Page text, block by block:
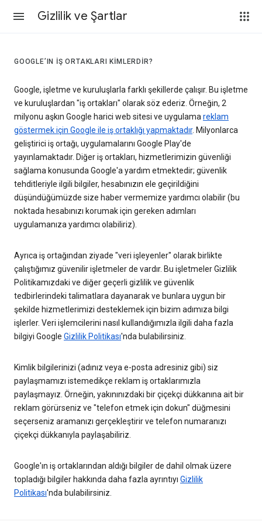
Gizlilik ve Şartlar
GOOGLE’IN IŞ ORTAKLARI KIMLERDIR?
Google, işletme ve kuruluşlarla farklı şekillerde çalışır. Bu işletme
ve kuruluşlardan "iş ortakları" olarak söz ederiz. Örneğin, 2
milyonu aşkın Google harici web sitesi ve uygulamareklam
göstermek için Google ile iş ortaklığı yapmaktadır. Milyonlarca
geliştirici iş ortağı, uygulamalarını Google Play'de
yayınlamaktadır. Diğer iş ortakları, hizmetlerimizin güvenliği
sağlama konusunda Google'a yardım etmektedir; güvenlik
tehditleriyle ilgili bilgiler, hesabınızın ele geçirildiğini
düşündüğümüzde size haber vermemize yardımcı olabilir (bu
noktada hesabınızı korumak için gereken adımları
uygulamanıza yardımcı olabiliriz).
Ayrıca iş ortağından ziyade "veri işleyenler" olarak birlikte
çalıştığımız güvenilir işletmeler de vardır. Bu işletmeler Gizlilik
Politikamızdaki ve diğer geçerli gizlilik ve güvenlik
tedbirlerindeki talimatlara dayanarak ve bunlara uygun bir
şekilde hizmetlerimizi desteklemek için bizim adımıza bilgi
işlerler. Veri işlemcilerini nasıl kullandığımızla ilgili daha fazla
bilgiyi Google Gizlilik Politikası'nda bulabilirsiniz.
Kimlik bilgilerinizi (adınız veya e-posta adresiniz gibi) siz
paylaşmamızı istemedikçe reklam iş ortaklarımızla
paylaşmayız. Örneğin, yakınınızdaki bir çiçekçi dükkanına ait bir
reklam görürseniz ve "telefon etmek için dokun" düğmesini
seçerseniz aramanızı gerçekleştirir ve telefon numaranızı
çiçekçi dükkanıyla paylaşabiliriz.
Google'ın iş ortaklarından aldığı bilgiler de dahil olmak üzere
topladığı bilgiler hakkında daha fazla ayrıntıyı Gizlilik
Politikası'nda bulabilirsiniz.